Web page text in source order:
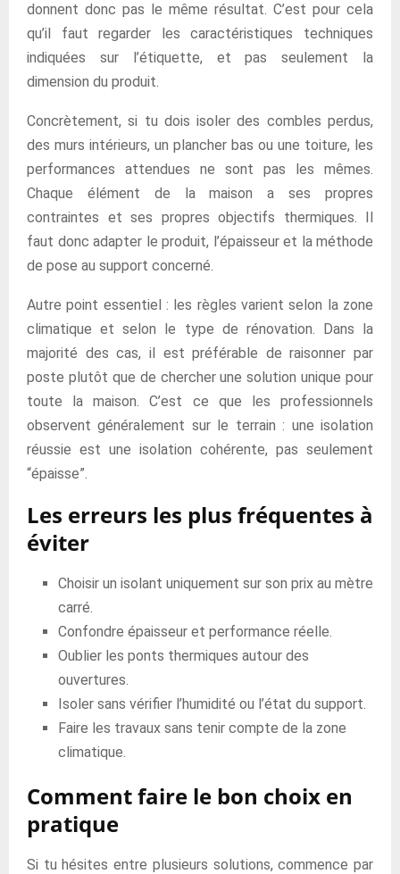
donnent donc pas le même résultat. C’est pour cela
qu’il faut regarder les caractéristiques techniques
indiquées sur l’étiquette, et pas seulement la
dimension du produit.
Concrètement, si tu dois isoler des combles perdus,
des murs intérieurs, un plancher bas ou une toiture, les
performances attendues ne sont pas les mêmes.
Chaque élément de la maison a ses propres
contraintes et ses propres objectifs thermiques. Il
faut donc adapter le produit, l’épaisseur et la méthode
de pose au support concerné.
Autre point essentiel : les règles varient selon la zone
climatique et selon le type de rénovation. Dans la
majorité des cas, il est préférable de raisonner par
poste plutôt que de chercher une solution unique pour
toute la maison. C’est ce que les professionnels
observent généralement sur le terrain : une isolation
réussie est une isolation cohérente, pas seulement
“épaisse”.
Les erreurs les plus fréquentes à
éviter
Choisir un isolant uniquement sur son prix au mètre
carré.
Confondre épaisseur et performance réelle.
Oublier les ponts thermiques autour des
ouvertures.
Isoler sans vérifier l’humidité ou l’état du support.
Faire les travaux sans tenir compte de la zone
climatique.
Comment faire le bon choix en
pratique
Si tu hésites entre plusieurs solutions, commence par